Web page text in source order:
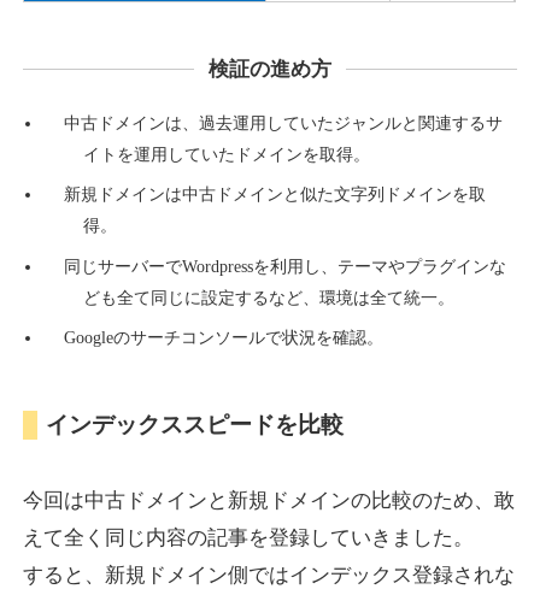
詳細を見る
countdown-x.com
ジャンル その他
39 外部リンク数479 ドメイン年齢
10,800円
詳細を見る
campus-web.jp
DA 38 外部リンク数 1151 ドメイン年齢
検証の進め方
中古ドメインは、過去運用していたジャンルと関連するサ
イトを運用していたドメインを取得。
新規ドメインは中古ドメインと似た文字列ドメインを取
得。
同じサーバーでWordpressを利用し、テーマやプラグインな
ども全て同じに設定するなど、環境は全て統一。
Googleのサーチコンソールで状況を確認。
インデックススピードを比較
今回は中古ドメインと新規ドメインの比較のため、敢
えて全く同じ内容の記事を登録していきました。
すると、新規ドメイン側ではインデックス登録されな